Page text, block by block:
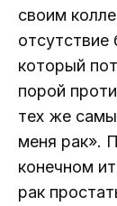
своим
отсутствие
который
порой
тех же
меня рак».
конечном
рак